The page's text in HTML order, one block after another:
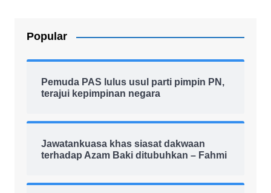
Popular
Pemuda PAS lulus usul parti pimpin PN,
terajui kepimpinan negara
Jawatankuasa khas siasat dakwaan
terhadap Azam Baki ditubuhkan – Fahmi